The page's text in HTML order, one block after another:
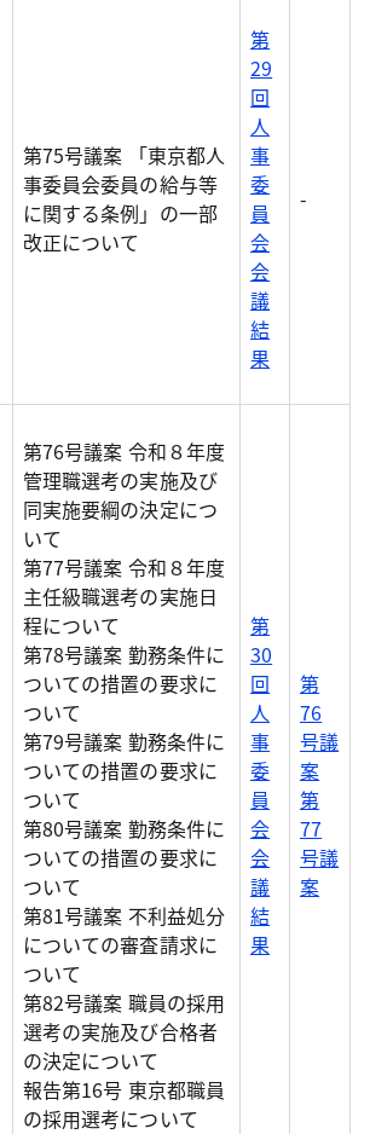
第75号議案 「東京都人
事委員会委員の給与等
に関する条例」の一部
改正について
第
29
回
人
事
委
員
会
会
議
結
果
-
第76号議案 令和８年度
管理職選考の実施及び
同実施要綱の決定につ
いて
第77号議案 令和８年度
主任級職選考の実施日
程について
第78号議案 勤務条件に
ついての措置の要求に
ついて
第79号議案 勤務条件に
ついての措置の要求に
ついて
第80号議案 勤務条件に
ついての措置の要求に
ついて
第81号議案 不利益処分
についての審査請求に
ついて
第82号議案 職員の採用
選考の実施及び合格者
の決定について
報告第16号 東京都職員
の採用選考について
第
30
回
人
事
委
員
会
会
議
結
果
第
76
号議
案
第
77
号議
案